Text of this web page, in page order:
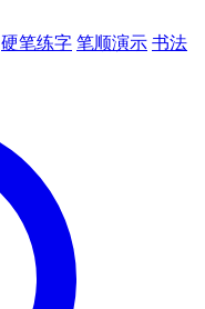
硬笔练字 笔顺演示 书法